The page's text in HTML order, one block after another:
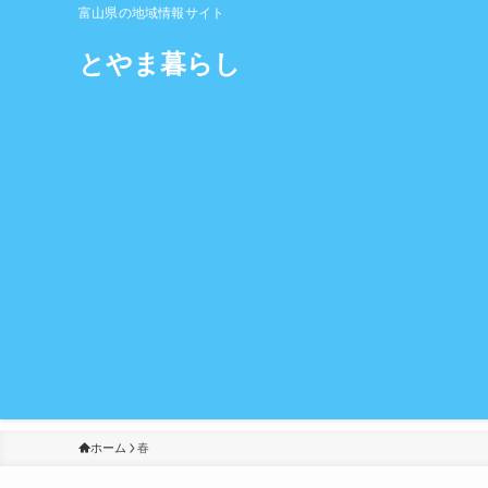
富山県の地域情報サイト
とやま暮らし
ホーム 春